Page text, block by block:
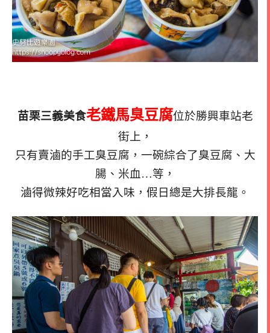
苗栗三義美食老鐵馬臭豆腐位於勝興車站老
街上，
只有賣滷的手工臭豆腐，一碗綜合了臭豆腐、大
腸、米血…等，
滷得微辣好吃相當入味，假日總是大排長龍。